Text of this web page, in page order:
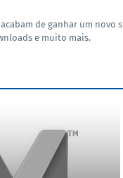
de ganhar um novo
e muito mais.
programas 100% Seguros